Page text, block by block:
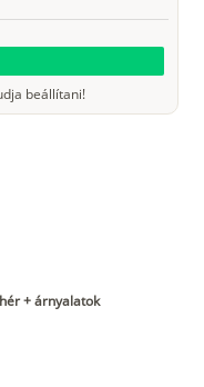
beállítani!
+ árnyalatok